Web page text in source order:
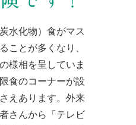
水化物）食がマス
ことが多くなり、
様相を呈していま
食のコーナーが設
えあります。外来
さんから「テレビ